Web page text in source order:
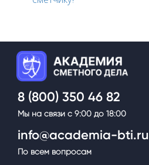
.
8 (800) 350 46 82
Мы на связи с 9:00 до 18:00
info@academia-bti.ru
По всем вопросам